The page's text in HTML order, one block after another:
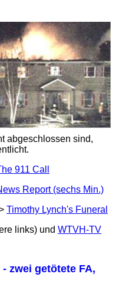
abgeschlossen sind,
911 Call
Report (sechs Min.)
Timothy Lynch's Funeral
links) und WTVH-TV
zwei getötete FA,